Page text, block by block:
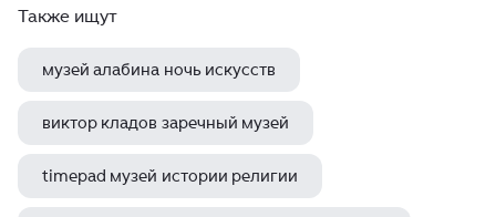
Также ищут
музей алабина ночь искусств
виктор кладов заречный музей
timepad музей истории религии